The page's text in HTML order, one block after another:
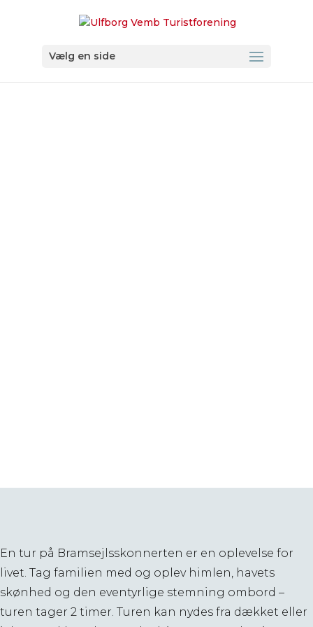
Vælg en side
En tur på Bramsejlsskonnerten er en oplevelse for
livet. Tag familien med og oplev himlen, havets
skønhed og den eventyrlige stemning ombord –
turen tager 2 timer. Turen kan nydes fra dækket eller